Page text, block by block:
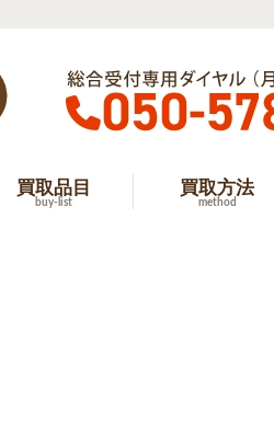
買取品目
buy-list
買取方法
method